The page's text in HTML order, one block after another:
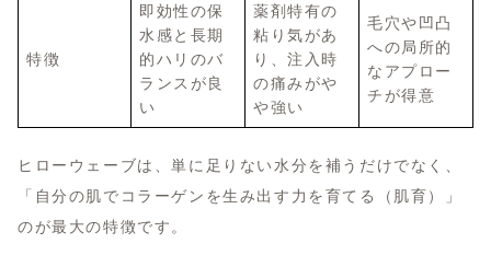
特徴
即効性の保
水感と長期
的ハリのバ
ランスが良
い
薬剤特有の
粘り気があ
り、注入時
の痛みがや
や強い
毛穴や凹凸
への局所的
なアプロー
チが得意
ヒローウェーブは、単に足りない水分を補うだけでなく、
「自分の肌でコラーゲンを生み出す力を育てる（肌育）」
のが最大の特徴です。